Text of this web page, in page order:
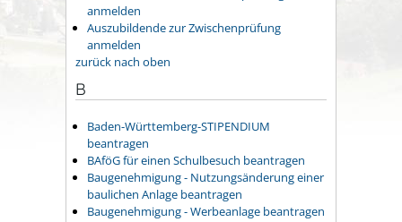
anmelden
Auszubildende zur Zwischenprüfung
anmelden
zurück nach oben
B
Baden-Württemberg-STIPENDIUM
beantragen
BAföG für einen Schulbesuch beantragen
Baugenehmigung - Nutzungsänderung einer
baulichen Anlage beantragen
Baugenehmigung - Werbeanlage beantragen